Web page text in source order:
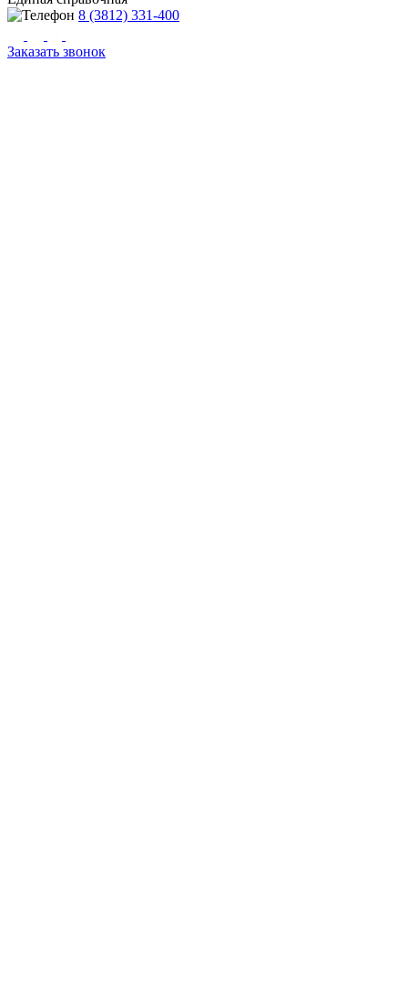
8 (3812) 331-400
Заказать звонок